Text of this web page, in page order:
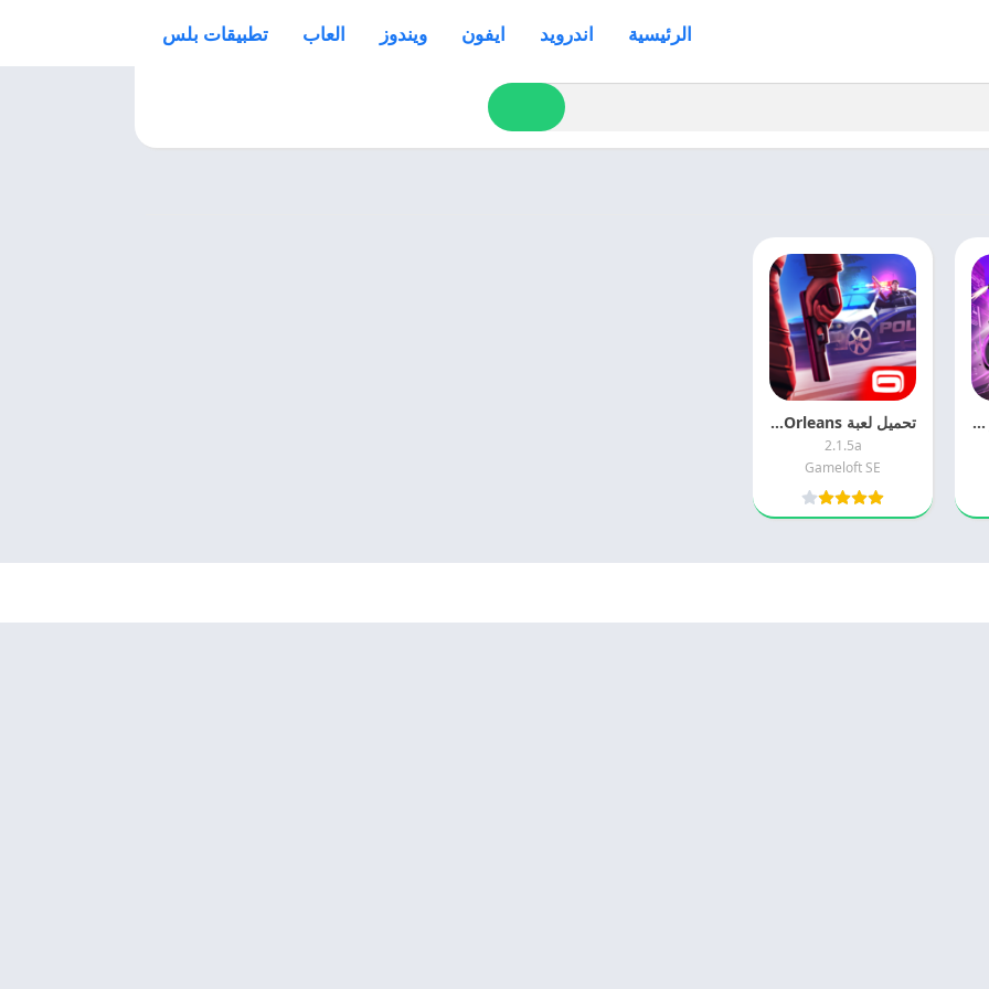
الرئيسية اندرويد ايفون ويندوز العاب تطبيقات بلس
تحميل لعبة جانجستر فيغاس 2025 Gangstar Vegas APK اخر اصدار تحميل لعبة Gangstar New Orleans مجانا
2.1.5a
Gameloft SE